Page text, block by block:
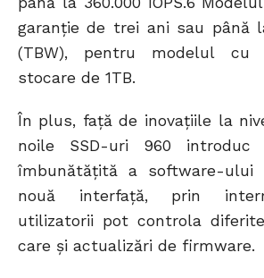
garanție de trei ani sau până
(TBW), pentru modelul cu
stocare de 1TB.
În plus, față de inovațiile la
noile SSD-uri 960
îmbunătățită a software-ului
nouă interfață, prin
utilizatorii pot controla
care și actualizări de firmware.